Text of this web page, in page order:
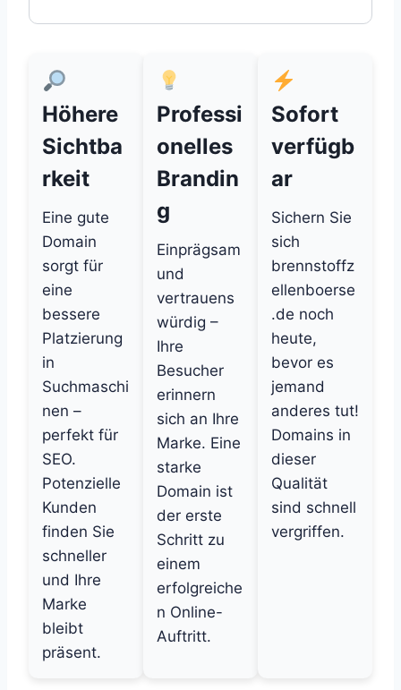
Höhere
Sichtba
rkeit
Eine gute
Domain
sorgt für
eine
bessere
Platzierung
in
Suchmaschi
nen –
perfekt für
SEO.
Potenzielle
Kunden
finden Sie
schneller
und Ihre
Marke
bleibt
präsent.
Professi
onelles
Brandin
g
Einprägsam
und
vertrauens
würdig –
Ihre
Besucher
erinnern
sich an Ihre
Marke. Eine
starke
Domain ist
der erste
Schritt zu
einem
erfolgreiche
n Online-
Auftritt.
Sofort
verfügb
ar
Sichern Sie
sich
brennstoffz
ellenboerse
.de noch
heute,
bevor es
jemand
anderes tut!
Domains in
dieser
Qualität
sind schnell
vergriffen.